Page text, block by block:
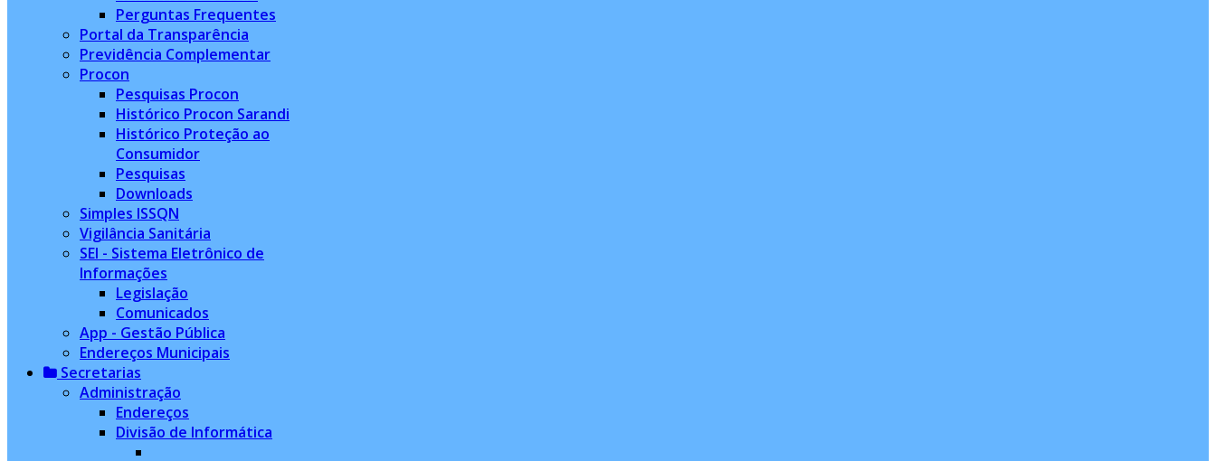
Perguntas Frequentes
Portal da Transparência
Previdência Complementar
Procon
Pesquisas Procon
Histórico Procon Sarandi
Histórico Proteção ao
Consumidor
Pesquisas
Downloads
Simples ISSQN
Vigilância Sanitária
SEI - Sistema Eletrônico de
Informações
Legislação
Comunicados
App - Gestão Pública
Endereços Municipais
Secretarias
Administração
Endereços
Divisão de Informática